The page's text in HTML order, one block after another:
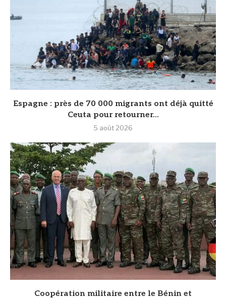
‎Espagne : près de 70 000 migrants ont déjà quitté
Ceuta pour retourner...
5 août 2026
Coopération militaire entre le Bénin et